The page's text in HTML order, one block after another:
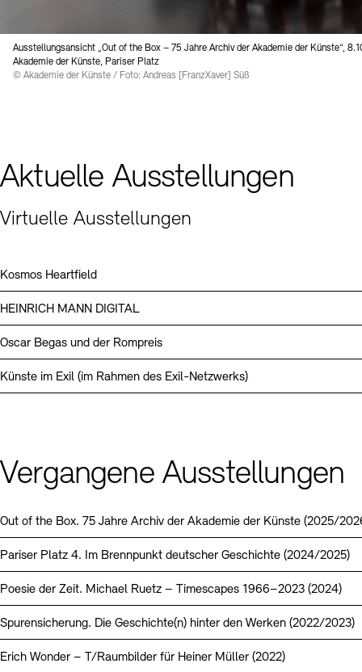
Nachhaltigkeit Kontakt
Ausstellungsansicht „Out of the Box – 75 Jahre Archiv der Akademie der Künste“,
Akademie der Künste, Pariser Platz
© Akademie der Künste / Foto: Andreas [FranzXaver] Süß
Aktuelle Ausstellungen
Virtuelle Ausstellungen
Kosmos Heartfield
HEINRICH MANN DIGITAL
Oscar Begas und der Rompreis
Künste im Exil (im Rahmen des Exil-Netzwerks)
Vergangene Ausstellungen
Out of the Box. 75 Jahre Archiv der Akademie der Künste (2025/
Pariser Platz 4. Im Brennpunkt deutscher Geschichte (2024/2025)
Poesie der Zeit. Michael Ruetz – Timescapes 1966–2023 (2024)
Spurensicherung. Die Geschichte(n) hinter den Werken (2022/2023)
Erich Wonder – T/Raumbilder für Heiner Müller (2022)